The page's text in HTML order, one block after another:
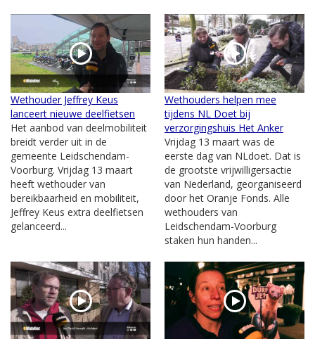
Wethouder Jeffrey Keus
lanceert nieuwe deelfietsen
Het aanbod van deelmobiliteit
breidt verder uit in de
gemeente Leidschendam-
Voorburg. Vrijdag 13 maart
heeft wethouder van
bereikbaarheid en mobiliteit,
Jeffrey Keus extra deelfietsen
gelanceerd...
Wethouders helpen mee
tijdens NL Doet bij
verzorgingshuis Het Anker
Vrijdag 13 maart was de
eerste dag van NLdoet. Dat is
de grootste vrijwilligersactie
van Nederland, georganiseerd
door het Oranje Fonds. Alle
wethouders van
Leidschendam-Voorburg
staken hun handen...